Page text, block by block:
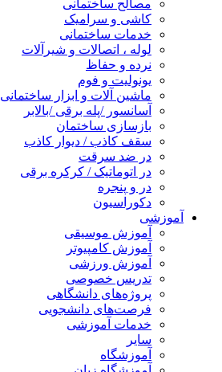
مصالح ساختمانی
کاشی و سرامیک
خدمات ساختمانی
لوله ، اتصالات و شیرآلات
نرده و حفاظ
یونولیت و فوم
ماشین آلات و ابزار ساختمانی
آسانسور /پله برقی /بالابر
بازسازی ساختمان
سقف کاذب / دیوار کاذب
در ضد سرقت
در اتوماتیک / کرکره برقی
در و پنجره
دکوراسیون
آموزشی
آموزش موسیقی
آموزش کامپیوتر
آموزش ورزشی
تدریس خصوصی
پروژه‌های دانشگاهی
فرصت‌های دانشجویی
خدمات آموزشی
سایر
آموزشگاه